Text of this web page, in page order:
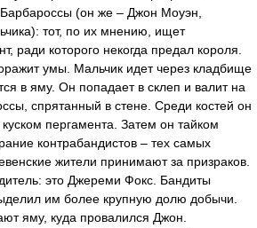
(он же – Джон Моуэн,
тот, по их мнению, ищет
ради которого некогда предал короля.
умы. Мальчик идет через кладбище
в яму. Он попадает в склеп и валит на
спрятанный в стене. Среди костей он
пергамента. Затем он тайком
контрабандистов – тех самых
жители принимают за призраков.
это Джереми Фокс. Бандиты
им более крупную долю добычи.
яму, куда провалился Джон.